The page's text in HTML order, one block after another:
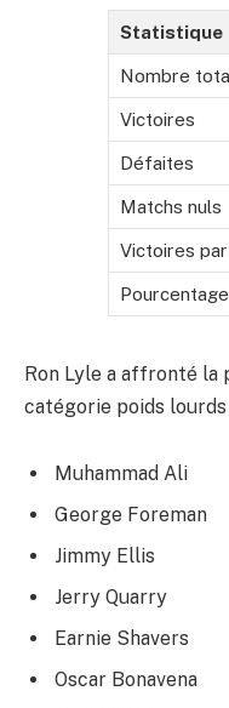
Statistique
Nombre
Victoires
Défaites
Matchs nuls
Victoires par
Ron Lyle a affronté la
catégorie poids lourds
Muhammad Ali
George Foreman
Jimmy Ellis
Jerry Quarry
Earnie Shavers
Oscar Bonavena